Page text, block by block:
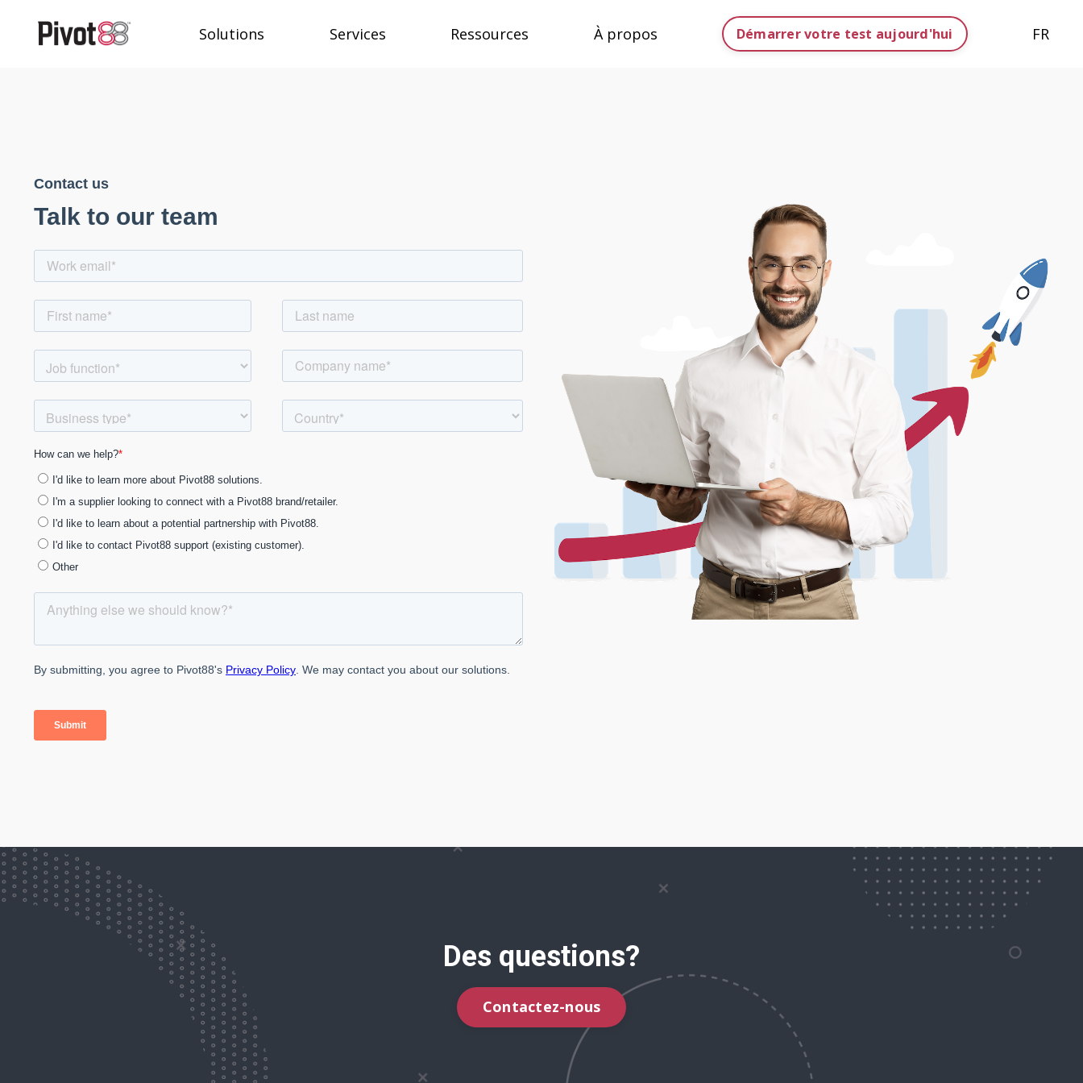
Solutions Services Ressources À propos Démarrer votre test aujourd'hui FR
Des questions?
Contactez-nous